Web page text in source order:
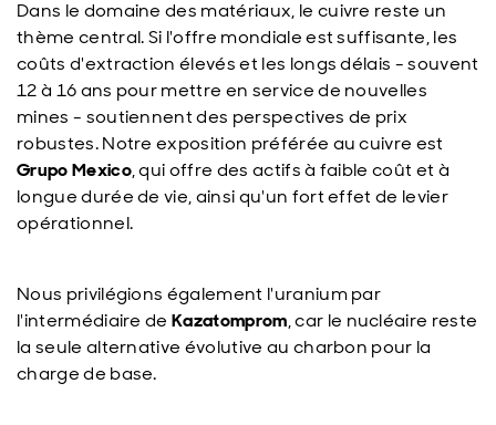
Dans le domaine des matériaux, le cuivre reste un
thème central. Si l'offre mondiale est suffisante, les
coûts d'extraction élevés et les longs délais - souvent
12 à 16 ans pour mettre en service de nouvelles
mines - soutiennent des perspectives de prix
robustes. Notre exposition préférée au cuivre est
Grupo Mexico, qui offre des actifs à faible coût et à
longue durée de vie, ainsi qu'un fort effet de levier
opérationnel.
Nous privilégions également l'uranium par
l'intermédiaire deKazatomprom, car le nucléaire reste
la seule alternative évolutive au charbon pour la
charge de base.